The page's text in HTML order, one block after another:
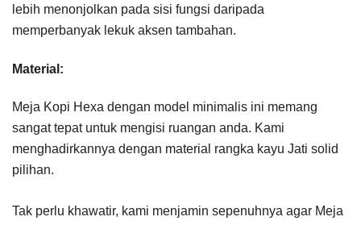
lebih menonjolkan pada sisi fungsi daripada
memperbanyak lekuk aksen tambahan.
Material:
Meja Kopi Hexa dengan model minimalis ini memang
sangat tepat untuk mengisi ruangan anda. Kami
menghadirkannya dengan material rangka kayu Jati solid
pilihan.
Tak perlu khawatir, kami menjamin sepenuhnya agar Meja